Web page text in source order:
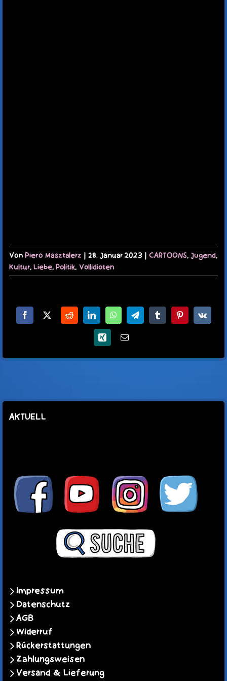
VonPiero Masztalerz | 28. Januar 2023 | CARTOONS,Jugend,
Kultur,Liebe,Politik,Vollidioten
Facebook
X RedditLinkedInWhatsAppTelegramTumblrPinterest
Vk
Xing
E-
AKTUELL
Impressum
Datenschutz
AGB
Widerruf
Rückerstattungen
Zahlungsweisen
Versand & Lieferung